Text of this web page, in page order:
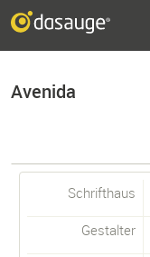
Avenida
Schrifthaus
Gestalter